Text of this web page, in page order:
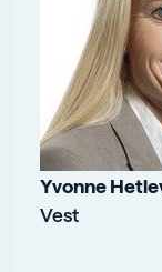
Yvonne
Vest